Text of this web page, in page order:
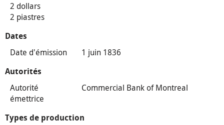
2 dollars
2 piastres
Dates
Date d'émission 1 juin 1836
Autorités
Autorité
émettrice
Commercial Bank of Montreal
Types de production